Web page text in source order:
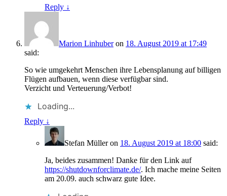
Reply ↓
Marion Linhuberon 18. August 2019 at 17:49
said:
So wie umgekehrt Menschen ihre Lebensplanung auf billigen
Flügen aufbauen, wenn diese verfügbar sind.
Verzicht und Verteuerung/Verbot!
Loading...
Reply ↓
Stefan Mülleron 18. August 2019 at 18:00 said:
Ja, beides zusammen! Danke für den Link auf
https://shutdownforclimate.de/. Ich mache meine Seiten
am 20.09. auch schwarz gute Idee.